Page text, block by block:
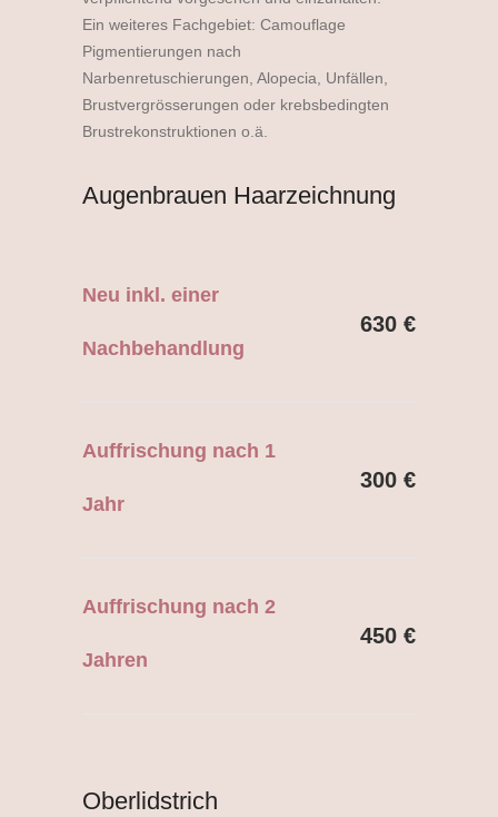
Ein weiteres Fachgebiet: Camouflage
Pigmentierungen nach
Narbenretuschierungen, Alopecia, Unfällen,
Brustvergrösserungen oder krebsbedingten
Brustrekonstruktionen o.ä.
Augenbrauen Haarzeichnung
Neu inkl. einer
Nachbehandlung
630 €
Auffrischung nach 1
Jahr
300 €
Auffrischung nach 2
Jahren
450 €
Oberlidstrich